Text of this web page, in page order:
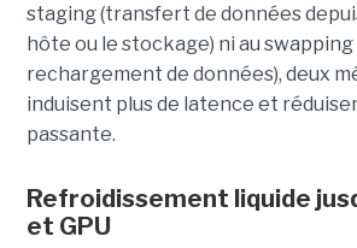
staging (transfert de données
hôte ou le stockage) ni au
rechargement de données), deux
induisent plus de latence et
passante.
Refroidissement liquide
et GPU